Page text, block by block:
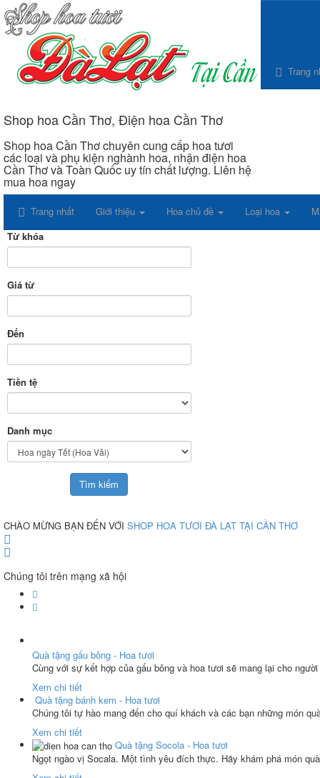
Shop hoa Cần Thơ, Điện hoa Cần Thơ
Shop hoa Cần Thơ chuyên cung cấp hoa tươi
các loại và phụ kiện nghành hoa, nhận điện hoa
Cần Thơ và Toàn Quốc uy tín chất lượng. Liên hệ
mua hoa ngay
Trang
Trang nhất Giới thiệu Hoa chủ đề Loại hoa
Từ khóa
Giá từ
Đến
Tiền tệ
Danh mục
CHÀO MỪNG BẠN ĐẾN VỚI SHOP HOA TƯƠI ĐÀ LẠT TẠI CẦN THƠ
Chúng tôi trên mạng xã hội
Quà tặng gấu bông - Hoa tươi
Cùng với sự kết hợp của gấu bông và hoa tươi sẽ mang lại cho
Xem chi tiết
Quà tặng bánh kem - Hoa tươi
Chúng tôi tự hào mang đến cho quí khách và các bạn những món
Xem chi tiết
Quà tặng Socola - Hoa tươi
Ngọt ngào vị Socala. Một tình yêu đích thực. Hãy khám phá món